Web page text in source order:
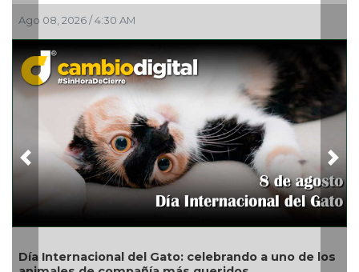
Ago 08, 2026 / 4:30 AM
Día Internacional del Gato: celebrando a uno de los
Previous